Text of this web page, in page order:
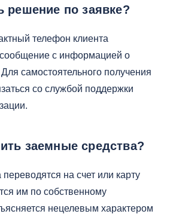
решение по заявке?
телефон клиента
с информацией о
самостоятельного получения
со службой поддержки
заемные средства?
на счет или карту
им по собственному
нецелевым характером